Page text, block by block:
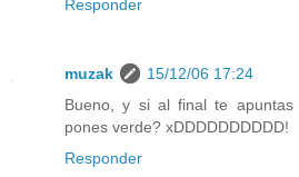
Responder
muzak
15/12/06 17:24
Bueno, y si al final te
pones verde? xDDDDDDDDDD!
Responder